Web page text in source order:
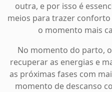
outra, e por isso é
meios para trazer
o momento mais
No momento do parto,
recuperar as energias e
as próximas fases com
momento de descanso